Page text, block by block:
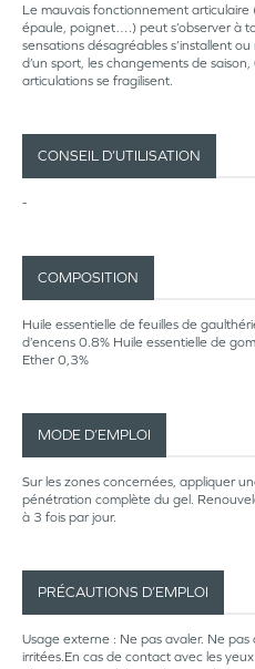
Le mauvais fonctionnement articulaire
épaule, poignet….) peut s’observer à
sensations désagréables s’installent
d’un sport, les changements de
articulations se fragilisent.
CONSEIL D’UTILISATION
-
COMPOSITION
Huile essentielle de feuilles de
d’encens 0.8% Huile essentielle de
Ether 0,3%
MODE D’EMPLOI
Sur les zones concernées, appliquer
pénétration complète du gel.
à 3 fois par jour.
PRÉCAUTIONS D’EMPLOI
Usage externe : Ne pas avaler. Ne pas
irritées.En cas de contact avec les